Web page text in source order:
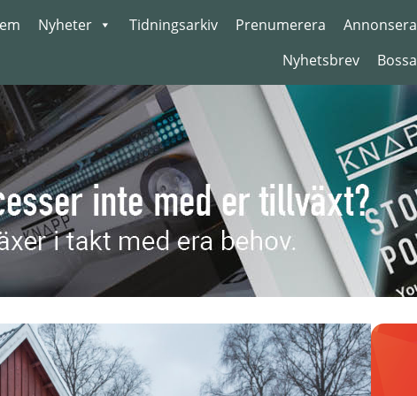
Nyheter Tidningsarkiv Prenumerera Annonsera
Nyhetsbrev
Bossa